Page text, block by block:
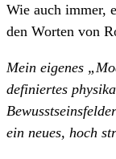
Wie auch immer,
den Worten von
Mein eigenes
definiertes
ein neues, hoch